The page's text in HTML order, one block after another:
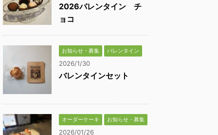
2026バレンタイン チ
ョコ
お知らせ・募集 バレンタイン
2026/1/30
バレンタインセット
オーダーケーキ お知らせ・募集
2026/01/26